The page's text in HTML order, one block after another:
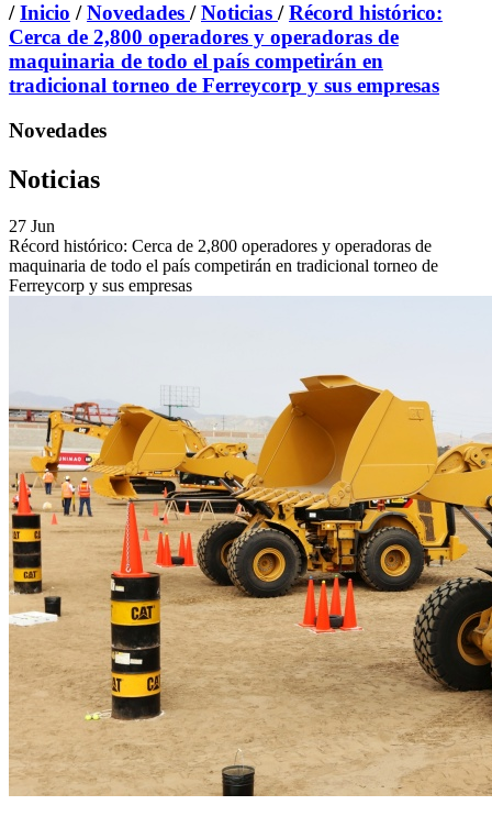
/Inicio /Novedades /Noticias /Récord histórico:
Cerca de 2,800 operadores y operadoras de
maquinaria de todo el país competirán en
tradicional torneo de Ferreycorp y sus empresas
Novedades
Noticias
27 Jun
Récord histórico: Cerca de 2,800 operadores y operadoras de
maquinaria de todo el país competirán en tradicional torneo de
Ferreycorp y sus empresas